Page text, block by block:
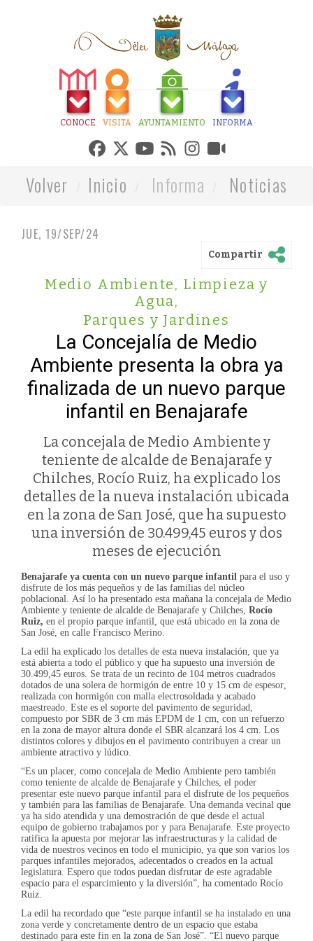
CONOCE VISITA AYUNTAMIENTO INFORMA
Volver Inicio Informa Noticias
JUE, 19/SEP/24
Compartir
Medio Ambiente, Limpieza y
Agua,
Parques y Jardines
La Concejalía de Medio
Ambiente presenta la obra ya
finalizada de un nuevo parque
infantil en Benajarafe
La concejala de Medio Ambiente y
teniente de alcalde de Benajarafe y
Chilches, Rocío Ruiz, ha explicado los
detalles de la nueva instalación ubicada
en la zona de San José, que ha supuesto
una inversión de 30.499,45 euros y dos
meses de ejecución
Benajarafe ya cuenta con un nuevo parque infantil para el uso y
disfrute de los más pequeños y de las familias del núcleo
poblacional. Así lo ha presentado esta mañana la concejala de Medio
Ambiente y teniente de alcalde de Benajarafe y Chilches, Rocío
Ruiz, en el propio parque infantil, que está ubicado en la zona de
San José, en calle Francisco Merino.
La edil ha explicado los detalles de esta nueva instalación, que ya
está abierta a todo el público y que ha supuesto una inversión de
30.499,45 euros. Se trata de un recinto de 104 metros cuadrados
dotados de una solera de hormigón de entre 10 y 15 cm de espesor,
realizada con hormigón con malla electrosoldada y acabado
maestreado. Este es el soporte del pavimento de seguridad,
compuesto por SBR de 3 cm más EPDM de 1 cm, con un refuerzo
en la zona de mayor altura donde el SBR alcanzará los 4 cm. Los
distintos colores y dibujos en el pavimento contribuyen a crear un
ambiente atractivo y lúdico.
“Es un placer, como concejala de Medio Ambiente pero también
como teniente de alcalde de Benajarafe y Chilches, el poder
presentar este nuevo parque infantil para el disfrute de los pequeños
y también para las familias de Benajarafe. Una demanda vecinal que
ya ha sido atendida y una demostración de que desde el actual
equipo de gobierno trabajamos por y para Benajarafe. Este proyecto
ratifica la apuesta por mejorar las infraestructuras y la calidad de
vida de nuestros vecinos en todo el municipio, ya que son varios los
parques infantiles mejorados, adecentados o creados en la actual
legislatura. Espero que todos puedan disfrutar de este agradable
espacio para el esparcimiento y la diversión”, ha comentado Rocío
Ruiz.
La edil ha recordado que “este parque infantil se ha instalado en una
zona verde y concretamente dentro de un espacio que estaba
destinado para este fin en la zona de San José”. “El nuevo parque